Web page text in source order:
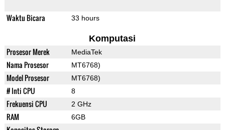
Waktu Bicara 33 hours
Komputasi
Prosesor Merek MediaTek
Nama Prosesor MT6768)
Model Prosesor MT6768)
# Inti CPU 8
Frekuensi CPU 2 GHz
RAM 6GB